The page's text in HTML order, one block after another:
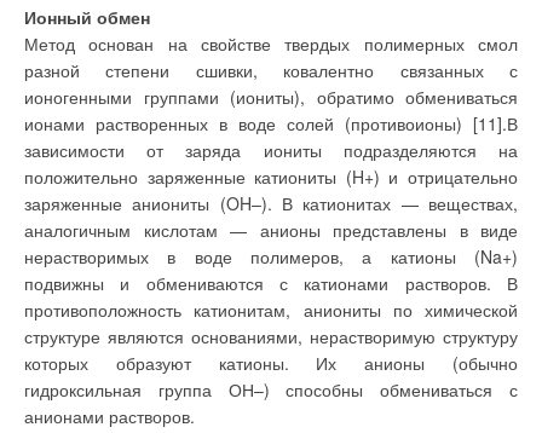
Ионный обмен
Метод основан на свойстве твердых полимерных смол
разной степени сшивки, ковалентно связанных с
ионогенными группами (иониты), обратимо обмениваться
ионами растворенных в воде солей (противоионы) [11].В
зависимости от заряда иониты подразделяются на
положительно заряженные катиониты (H+) и отрицательно
заряженные аниониты (OH–). В катионитах — веществах,
аналогичным кислотам — анионы представлены в виде
нерастворимых в воде полимеров, а катионы (Na+)
подвижны и обмениваются с катионами растворов. В
противоположность катионитам, аниониты по химической
структуре являются основаниями, нерастворимую структуру
которых образуют катионы. Их анионы (обычно
гидроксильная группа ОН–) способны обмениваться с
анионами растворов.
теплоносителем и параллельным нагревом его
энергоносителями ВЭР. В качестве источников ВЭР
рассматриваются дымовые газы, оборотная вода и условно
чистая вода, в качестве потребителя тепла представлены
приточные отопительно-вентиляционные системы.
Промежуточный теплоноситель, охлажденный в
теплообменнике 4 приточной вентиляционной системы,
поступает в теплообменники 1, 2 и 3, где нагревается,
соответственно, оборотной водой, сточными водами и
дымовыми газами. Нагретый промежуточный теплоноситель
собирается в баке-аккумуляторе 5, откуда насосом 16
подается в теплообменник воздухонагревателя 4 приточной
системы. В случае нехватки тепла ВЭР для необходимого
нагрева приточного воздуха предусмотрен догрев воздуха до
требуемых температур теплоносителем от ТЭЦ или
котельной в воздухонагревателе 7, Регулирование
необходимостью
трубопроводов
относительно
для устойчивой
циркуляции; большую
емкость,
следовательно, и
высокую,
некомфортную
теплоносителя в
подающей магистрали;
невозможность гибкого
перераспределения
мощности тепловой
установки между
отапливаемыми
помещениями; слабая
или вообще
отсутствующая
выраженная в узком